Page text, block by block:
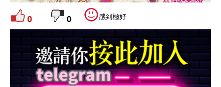
0 0 感到極好